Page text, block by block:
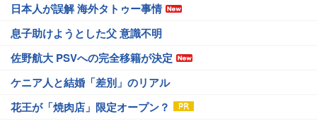
日本人が誤解 海外タトゥー事情
息子助けようとした父 意識不明
佐野航大 PSVへの完全移籍が決定
ケニア人と結婚「差別」のリアル
花王が「焼肉店」限定オープン？